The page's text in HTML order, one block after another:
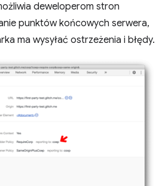
deweloperom stron
punktów końcowych serwera,
ma wysyłać ostrzeżenia i błędy.